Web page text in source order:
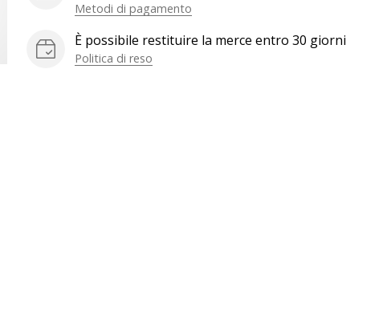
Metodi di pagamento
È possibile restituire la merce entro 30 giorni
Politica di reso